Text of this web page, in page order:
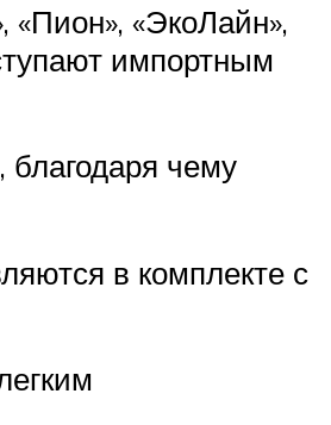
«ЭкоЛайн»,
импортным
чему
в комплекте с